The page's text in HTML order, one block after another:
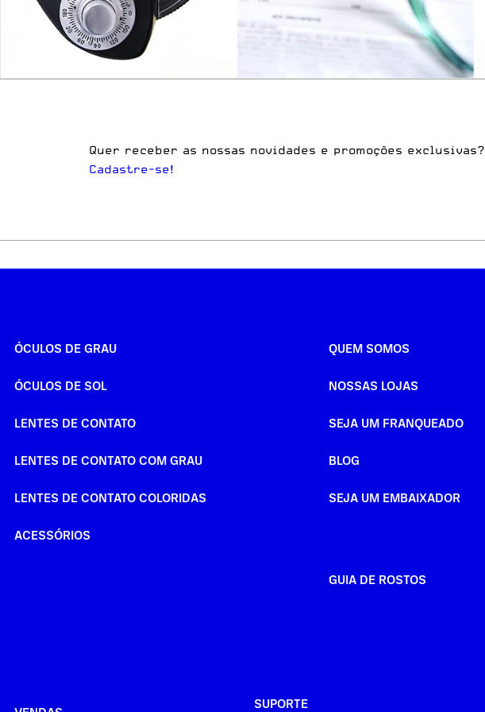
Quer receber as nossas novidades e promoções exclusivas?
Cadastre-se!
ÓCULOS DE GRAU
ÓCULOS DE SOL
LENTES DE CONTATO
LENTES DE CONTATO COM GRAU
LENTES DE CONTATO COLORIDAS
ACESSÓRIOS
QUEM SOMOS
NOSSAS LOJAS
SEJA UM FRANQUEADO
BLOG
SEJA UM EMBAIXADOR
GUIA DE ROSTOS
SUPORTE